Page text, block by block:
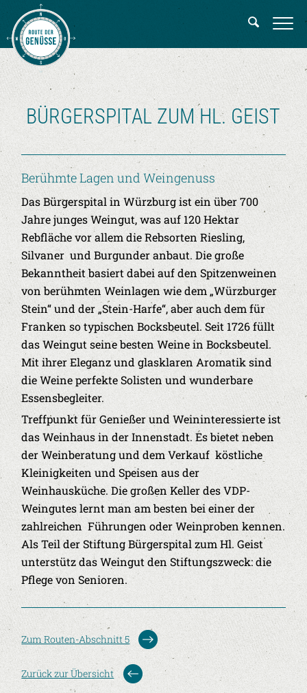
BÜRGERSPITAL ZUM HL. GEIST
Berühmte Lagen und Weingenuss
Das Bürgerspital in Würzburg ist ein über 700
Jahre junges Weingut, was auf 120 Hektar
Rebfläche vor allem die Rebsorten Riesling,
Silvaner und Burgunder anbaut. Die große
Bekanntheit basiert dabei auf den Spitzenweinen
von berühmten Weinlagen wie dem „Würzburger
Stein“ und der „Stein-Harfe“, aber auch dem für
Franken so typischen Bocksbeutel. Seit 1726 füllt
das Weingut seine besten Weine in Bocksbeutel.
Mit ihrer Eleganz und glasklaren Aromatik sind
die Weine perfekte Solisten und wunderbare
Essensbegleiter.
Treffpunkt für Genießer und Weininteressierte ist
das Weinhaus in der Innenstadt. Es bietet neben
der Weinberatung und dem Verkauf köstliche
Kleinigkeiten und Speisen aus der
Weinhausküche. Die großen Keller des VDP-
Weingutes lernt man am besten bei einer der
zahlreichen Führungen oder Weinproben kennen.
Als Teil der Stiftung Bürgerspital zum Hl. Geist
unterstütz das Weingut den Stiftungszweck: die
Pflege von Senioren.
Zum Routen-Abschnitt 5
Zurück zur Übersicht